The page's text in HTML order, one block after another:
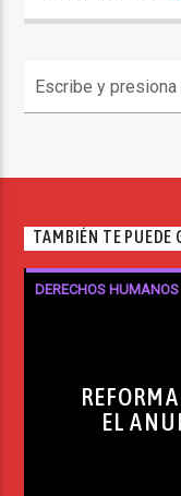
TAMBIÉN TE PUEDE
DERECHOS HUMANOS
EL